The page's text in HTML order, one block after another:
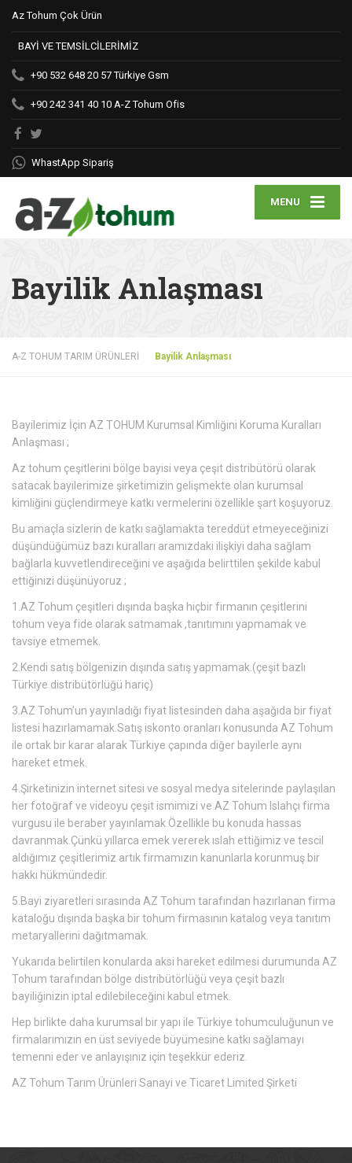
Az Tohum Çok Ürün
BAYİ VE TEMSİLCİLERİMİZ
+90 532 648 20 57 Türkiye Gsm
+90 242 341 40 10 A-Z Tohum Ofis
WhastApp Sipariş
MENU
Bayilik Anlaşması
A-Z TOHUM TARIM ÜRÜNLERİ Bayilik Anlaşması
Bayilerimiz İçin AZ TOHUM Kurumsal Kimliğini Koruma Kuralları
Anlaşması ;
Az tohum çeşitlerini bölge bayisi veya çeşit distribütörü olarak
satacak bayilerimize şirketimizin gelişmekte olan kurumsal
kimliğini güçlendirmeye katkı vermelerini özellikle şart koşuyoruz.
Bu amaçla sizlerin de katkı sağlamakta tereddüt etmeyeceğinizi
düşündüğümüz bazı kuralları aramızdaki ilişkiyi daha sağlam
bağlarla kuvvetlendireceğini ve aşağıda belirttilen şekilde kabul
ettiğinizi düşünüyoruz ;
1.AZ Tohum çeşitleri dışında başka hiçbir firmanın çeşitlerini
tohum veya fide olarak satmamak ,tanıtımını yapmamak ve
tavsiye etmemek.
2.Kendi satış bölgenizin dışında satış yapmamak.(çeşit bazlı
Türkiye distribütörlüğü hariç)
3.AZ Tohum’un yayınladığı fiyat listesinden daha aşağıda bir fiyat
listesi hazırlamamak.Satış iskonto oranları konusunda AZ Tohum
ile ortak bir karar alarak Türkiye çapında diğer bayilerle aynı
hareket etmek.
4.Şirketinizin internet sitesi ve sosyal medya sitelerinde paylaşılan
her fotoğraf ve videoyu çeşit ismimizi ve AZ Tohum Islahçı firma
vurgusu ile beraber yayınlamak.Özellikle bu konuda hassas
davranmak.Çünkü yıllarca emek vererek ıslah ettiğimiz ve tescil
aldığımız çeşitlerimiz artık firmamızın kanunlarla korunmuş bir
hakkı hükmündedir.
5.Bayi ziyaretleri sırasında AZ Tohum tarafından hazırlanan firma
kataloğu dışında başka bir tohum firmasının katalog veya tanıtım
metaryallerini dağıtmamak.
Yukarıda belirtilen konularda aksi hareket edilmesi durumunda AZ
Tohum tarafından bölge distribütörlüğü veya çeşit bazlı
bayiliğinizin iptal edilebileceğini kabul etmek.
Hep birlikte daha kurumsal bir yapı ile Türkiye tohumculuğunun ve
firmalarımızın en üst seviyede büyümesine katkı sağlamayı
temenni eder ve anlayışınız için teşekkür ederiz.
AZ Tohum Tarım Ürünleri Sanayi ve Ticaret Limited Şirketi